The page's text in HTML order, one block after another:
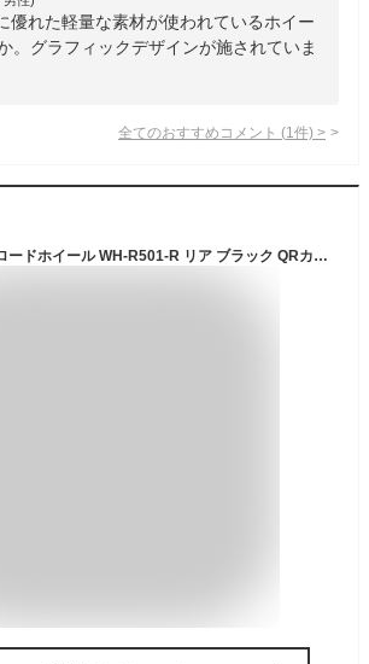
優れた軽量な素材が使われているホイー
。グラフィックデザインが施されていま
全てのおすすめコメント (1 件) >
シマノ(SHIMANO) ロードホイール WH-R501-R リア ブラック QRカラー:ブラック 8/9/10S対応 EWHR501RCBYL